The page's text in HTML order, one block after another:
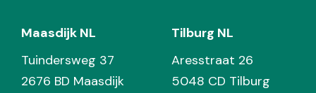
Maasdijk NL
Tuindersweg 37
2676 BD Maasdijk
Tilburg NL
Aresstraat 26
5048 CD Tilburg